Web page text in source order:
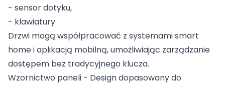
- sensor dotyku,
- klawiatury
Drzwi mogą współpracować z systemami smart
home i aplikacją mobilną, umożliwiając zarządzanie
dostępem bez tradycyjnego klucza.
Wzornictwo paneli - Design dopasowany do